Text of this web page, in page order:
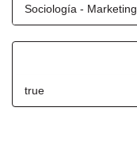
Sociología - Marketing.
true